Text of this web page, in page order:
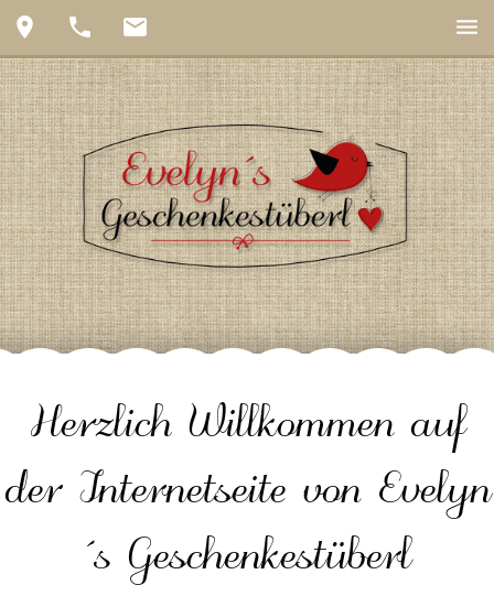
place phone email menu
Herzlich Willkommen auf
der Internetseite von Evelyn
´s Geschenkestüberl